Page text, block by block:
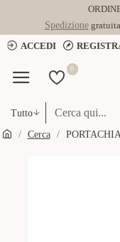
Spedizionegratuita
ACCEDI
0
Tutto
Cerca